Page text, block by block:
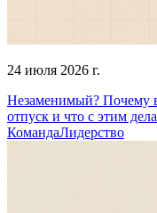
24 июля 2026 г.
Незаменимый? Почему
отпуск и что с этим
КомандаЛидерство